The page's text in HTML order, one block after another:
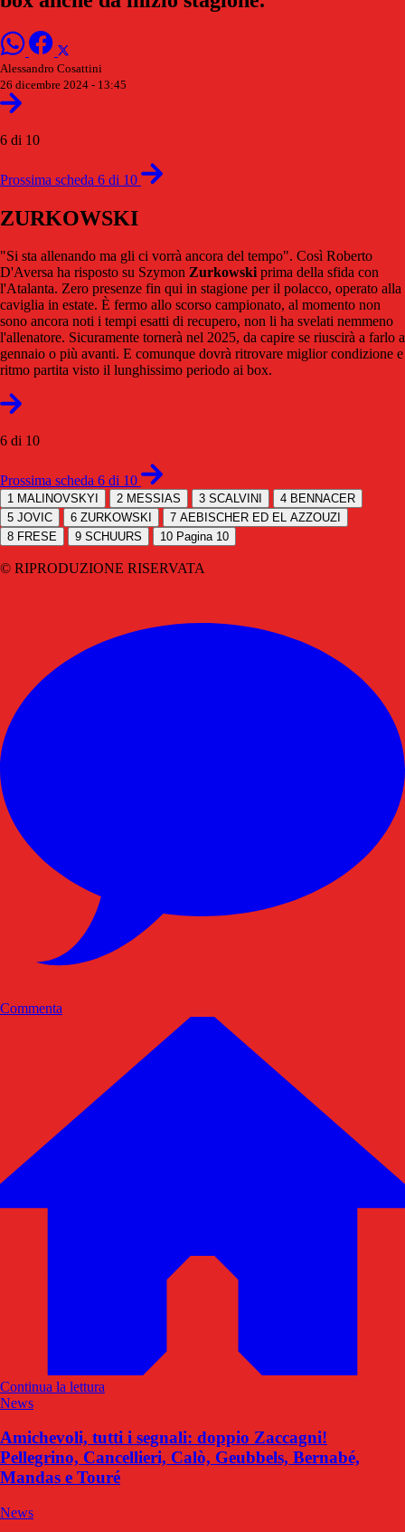
Alessandro Cosattini
26 dicembre 2024 - 13:45
6 di 10
Prossima scheda 6 di 10
ZURKOWSKI
"Si sta allenando ma gli ci vorrà ancora del tempo". Così Roberto
D'Aversa ha risposto su Szymon Zurkowskiprima della sfida con
l'Atalanta. Zero presenze fin qui in stagione per il polacco, operato alla
caviglia in estate. È fermo allo scorso campionato, al momento non
sono ancora noti i tempi esatti di recupero, non li ha svelati nemmeno
l'allenatore. Sicuramente tornerà nel 2025, da capire se riuscirà a farlo a
gennaio o più avanti. E comunque dovrà ritrovare miglior condizione e
ritmo partita visto il lunghissimo periodo ai box.
6 di 10
Prossima scheda 6 di 10
1 MALINOVSKYI 2 MESSIAS 3 SCALVINI 4 BENNACER
5 JOVIC 6 ZURKOWSKI 7 AEBISCHER ED EL AZZOUZI
8 FRESE 9 SCHUURS 10 Pagina 10
© RIPRODUZIONE RISERVATA
Commenta
Continua la lettura
News
Amichevoli, tutti i segnali: doppio Zaccagni!
Pellegrino, Cancellieri, Calò, Geubbels, Bernabé,
Mandas e Touré
News